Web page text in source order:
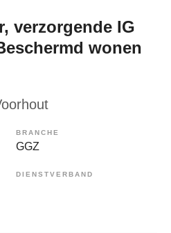
verzorgende IG
wonen
BRANCHE
GGZ
DIENSTVERBAND